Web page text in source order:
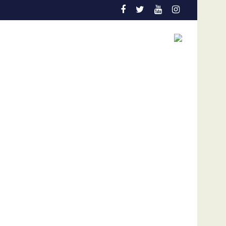
sin liberación de presos políticos y advierte riesgo de
La Montserratina resalta el valor de la proteína